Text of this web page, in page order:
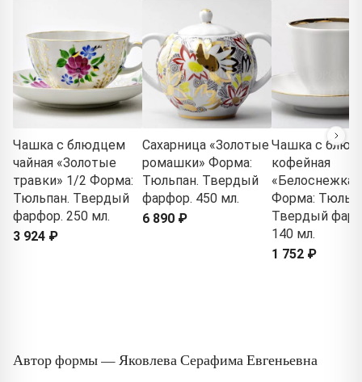
Чашка с блюдцем
чайная «Золотые
травки» 1/2 Форма:
Тюльпан. Твердый
фарфор. 250 мл.
3 924 ₽
Сахарница «Золотые
ромашки» Форма:
Тюльпан. Твердый
фарфор. 450 мл.
6 890 ₽
Чашка с
кофейная
Форма:
Твердый
140 мл.
1 752 ₽
Автор формы — Яковлева Серафима Евгеньевна